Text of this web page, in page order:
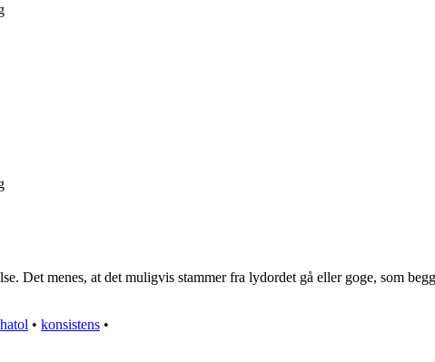
Det menes, at det muligvis stammer fra lydordet gå eller goge, som
• konsistens •